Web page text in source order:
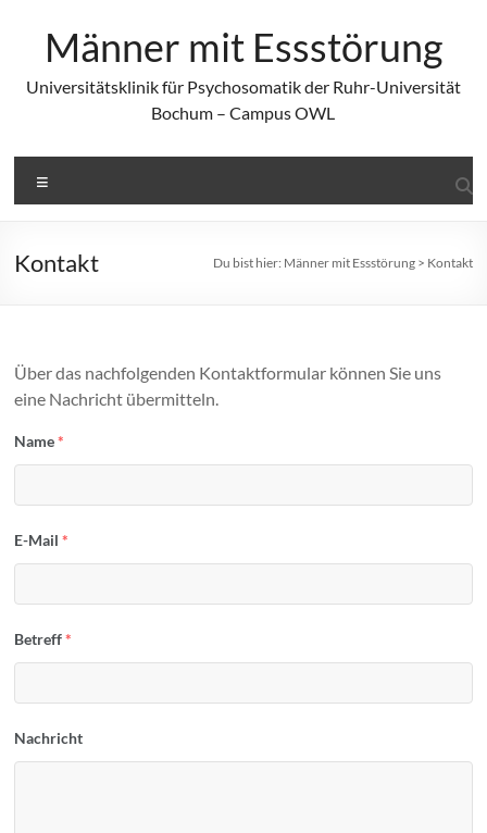
springenMänner mit Essstörung
Universitätsklinik für Psychosomatik der Ruhr-Universität
Bochum – Campus OWL
Kontakt Du bist hier: Männer mit Essstörung> Kontakt
Über das nachfolgenden Kontaktformular können Sie uns
eine Nachricht übermitteln.
Name *
E-Mail *
Betreff *
Nachricht